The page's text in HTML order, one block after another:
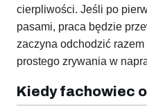
cierpliwości. Jeśli po
pasami, praca będzie
zaczyna odchodzić
prostego zrywania w
Kiedy fachowiec